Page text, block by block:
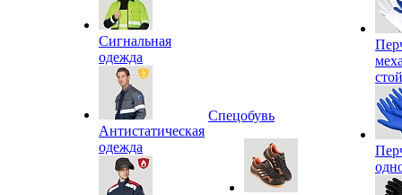
Сигнальная
одежда
Антистатическая
одежда
Спецобувь